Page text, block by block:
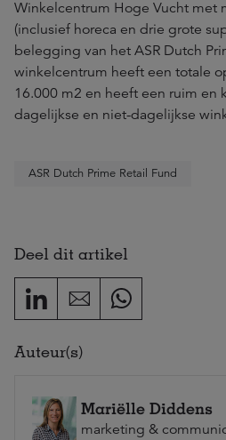
Winkelcentrum Hoge Vucht met
(inclusief horeca en drie grote
belegging van het ASR Dutch
winkelcentrum heeft een totale
16.000 m2 en heeft een ruim en
dagelijkse en niet-dagelijkse
ASR Dutch Prime Retail Fund
Deel dit artikel
Auteur(s)
Mariëlle Diddens
marketing &